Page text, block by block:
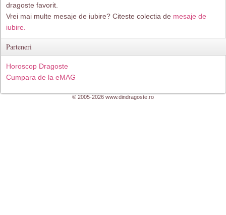
dragoste favorit.
Vrei mai multe mesaje de iubire? Citeste colectia de mesaje de
iubire.
Parteneri
Horoscop Dragoste
Cumpara de la eMAG
© 2005-2026 www.dindragoste.ro